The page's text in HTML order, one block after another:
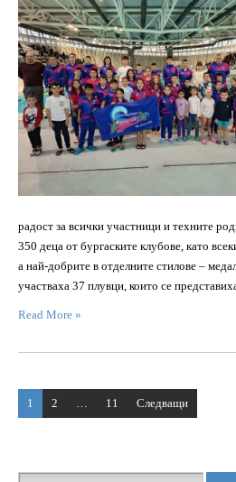
радост за всички участници и техните
350 деца от бургаските клубове, като
а най-добрите в отделните стилове –
участваха 37 плувци, които се
Read More »
Разделяне
на
страници
1 2 … 11 Следващи